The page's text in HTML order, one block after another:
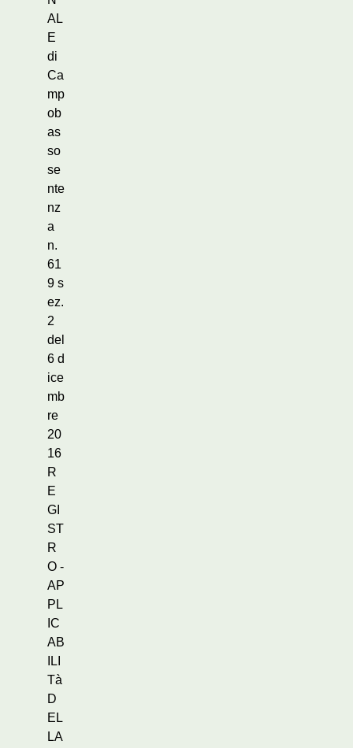
AL
E
di
Ca
mp
ob
as
so
se
nte
nz
a
n.
61
9 s
ez.
2
del
6 d
ice
mb
re
20
16
R
E
GI
ST
R
O -
AP
PL
IC
AB
ILI
Tà
D
EL
LA